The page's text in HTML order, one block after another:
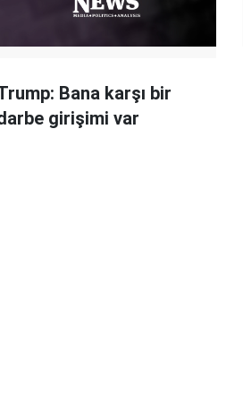
Bana karşı bir
girişimi var